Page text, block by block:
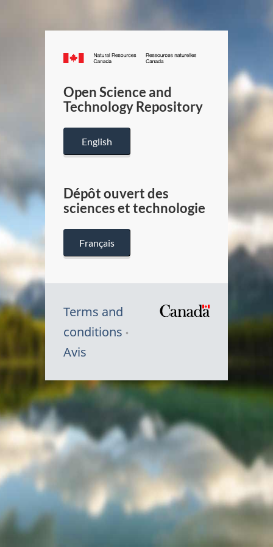
Canada.ca
/
Canada
Open Science and
Technology Repository
English
Dépôt ouvert des
sciences et technologie
Français
Terms and
conditions
Avis
Symbole
du